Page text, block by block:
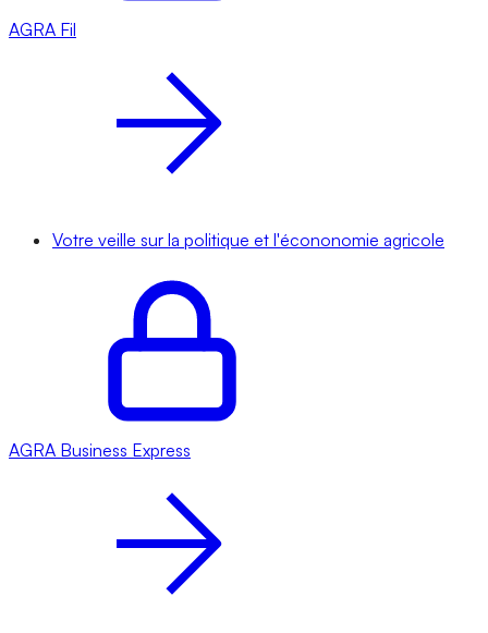
AGRA Fil
Votre veille sur la politique et l'écononomie agricole
AGRA Business Express